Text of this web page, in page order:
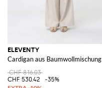
ELEVENTY
Cardigan aus Baumwollmischung
CHF 816.03
CHF 530.42
-35%